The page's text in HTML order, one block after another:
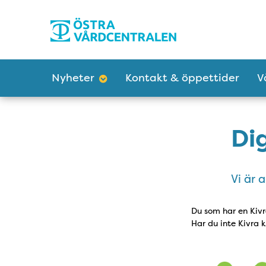
Nyheter Kontakt & öppettider
Vi är
Du som har en
Har du inte Kivra